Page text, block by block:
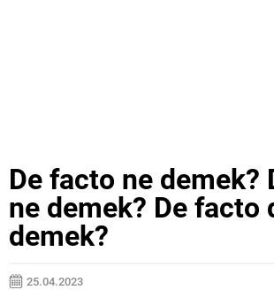
De facto ne demek?
ne demek? De facto
demek?
25.04.2023